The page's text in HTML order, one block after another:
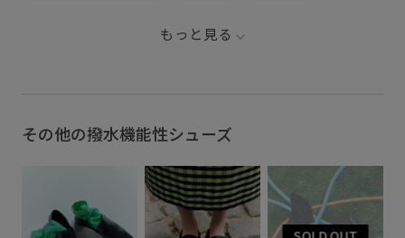
滑り止め
もっと見る
その他の撥水機能性シューズ